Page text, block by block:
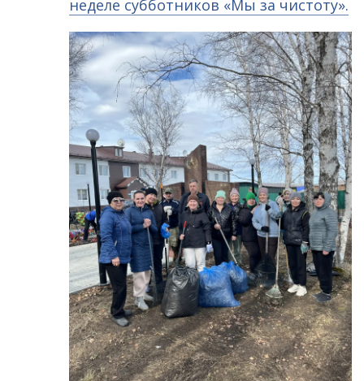
неделе субботников «Мы за чистоту».